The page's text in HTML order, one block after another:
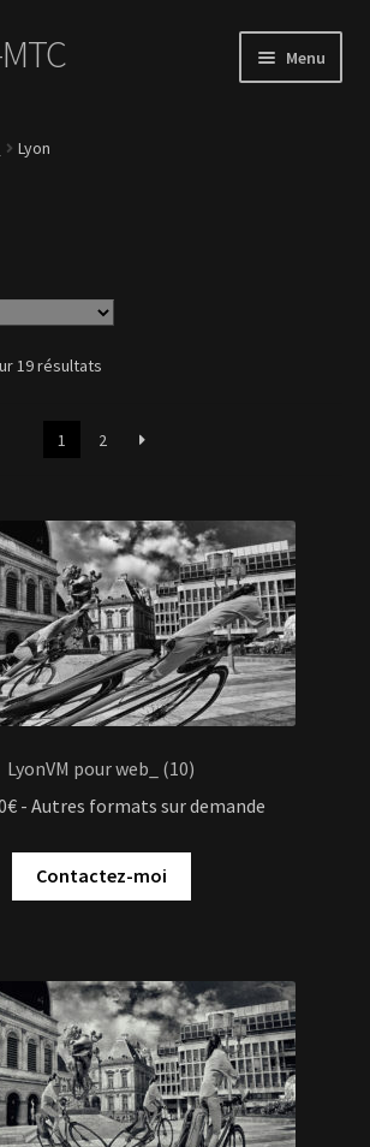
Menu
Lyon
19 résultats
1 2
LyonVM pour web_ (10)
- Autres formats sur demande
Contactez-moi